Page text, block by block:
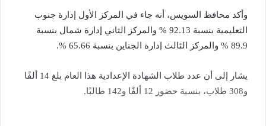
وأكد محافظ السويس، أنه جاء في المركز الأول إدارة جنوب
التعليمية بنسبة 92.13 % والمركز الثاني إدارة شمال بنسبة
89.9 % والمركز الثالث إدارة الجناين بنسبة 65.66 %.
يشار إلى أن عدد طلاب الشهادة الإعدادية هذا العام بلغ 14 ألفًا
و308 طلاب، بنسبة حضور 12 ألفًا و142 طالبًا.